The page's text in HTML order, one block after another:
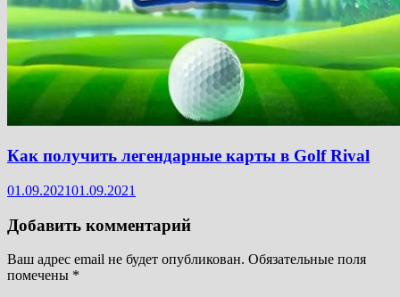
Как получить легендарные карты в Golf Rival
01.09.202101.09.2021
Добавить комментарий
Ваш адрес email не будет опубликован. Обязательные поля
помечены *